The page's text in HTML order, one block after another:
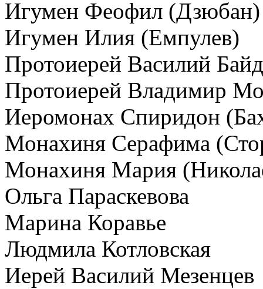
Игумен Феофил (Дзюбан)
Игумен Илия (Емпулев)
Протоиерей Василий
Протоиерей Владимир
Иеромонах Спиридон
Монахиня Серафима
Монахиня Мария
Ольга Параскевова
Марина Коравье
Людмила Котловская
Иерей Василий Мезенцев